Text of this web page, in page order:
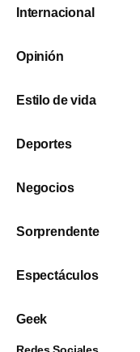
Internacional
Opinión
Estilo de vida
Deportes
Negocios
Sorprendente
Espectáculos
Geek